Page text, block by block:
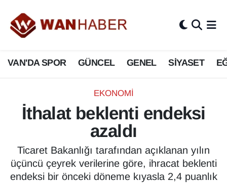
VAN'DA SPOR GÜNCEL GENEL SİYASET
EKONOMİ
İthalat beklenti endeksi
azaldı
Ticaret Bakanlığı tarafından açıklanan yılın
üçüncü çeyrek verilerine göre, ihracat beklenti
endeksi bir önceki döneme kıyasla 2,4 puanlık
3.SAYFA
ASAYİŞ
BİLİM VE TEKNOLOJİ
Biyografi
ÇEVRE
Van Nöbetçi Eczaneler
Van Hava Durumu
Van Namaz Vakitleri
Van Trafik Yoğunluk Haritası
Tüm Manşetler